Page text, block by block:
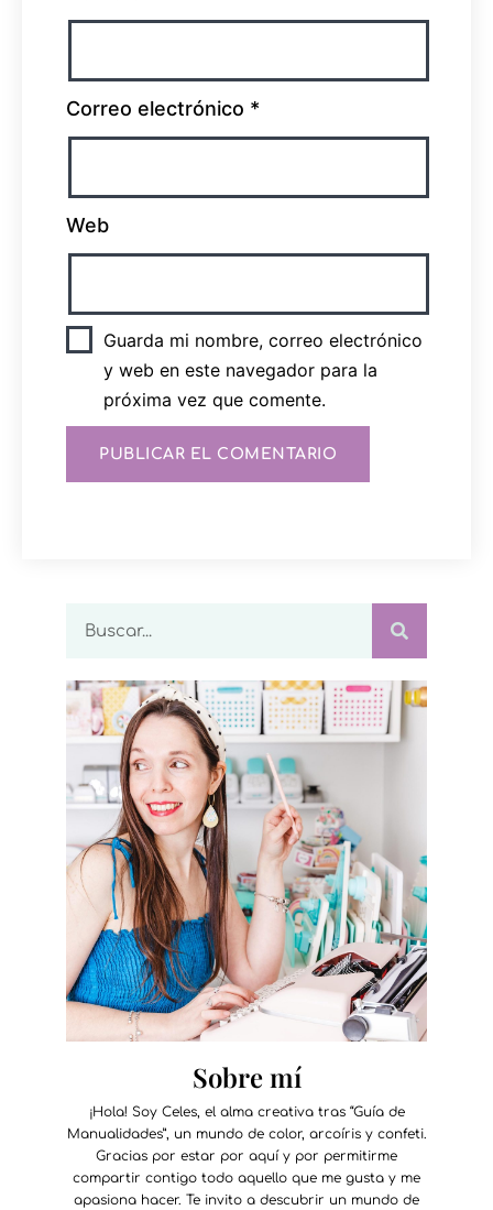
Correo electrónico *
Web
Guarda mi nombre, correo electrónico
y web en este navegador para la
próxima vez que comente.
Sobre mí
¡Hola! Soy Celes, el alma creativa tras “Guía de
Manualidades”, un mundo de color, arcoíris y confeti.
Gracias por estar por aquí y por permitirme
compartir contigo todo aquello que me gusta y me
apasiona hacer. Te invito a descubrir un mundo de